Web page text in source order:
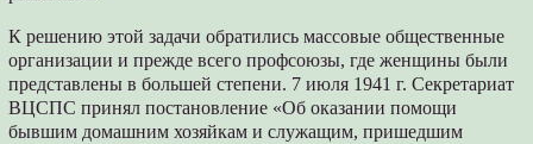
К решению этой задачи обратились массовые общественные
организации и прежде всего профсоюзы, где женщины были
представлены в большей степени. 7 июля 1941 г. Секретариат
ВЦСПС принял постановление «Об оказании помощи
бывшим домашним хозяйкам и служащим, пришедшим